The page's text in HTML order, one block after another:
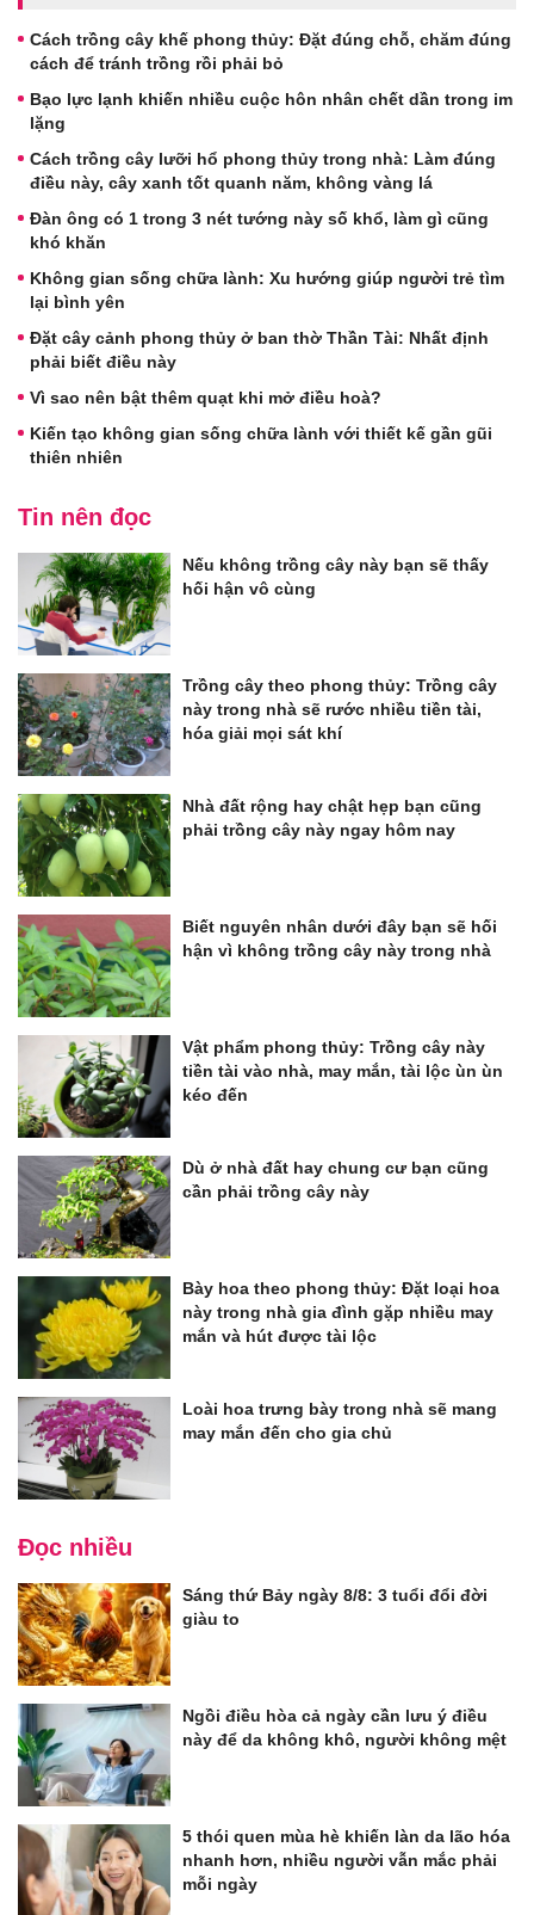
Cách trồng cây khế phong thủy: Đặt đúng chỗ, chăm đúng
cách để tránh trồng rồi phải bỏ
Bạo lực lạnh khiến nhiều cuộc hôn nhân chết dần trong im
lặng
Cách trồng cây lưỡi hổ phong thủy trong nhà: Làm đúng
điều này, cây xanh tốt quanh năm, không vàng lá
Đàn ông có 1 trong 3 nét tướng này số khổ, làm gì cũng
khó khăn
Không gian sống chữa lành: Xu hướng giúp người trẻ tìm
lại bình yên
Đặt cây cảnh phong thủy ở ban thờ Thần Tài: Nhất định
phải biết điều này
Vì sao nên bật thêm quạt khi mở điều hoà?
Kiến tạo không gian sống chữa lành với thiết kế gần gũi
thiên nhiên
Tin nên đọc
Nếu không trồng cây này bạn sẽ thấy
hối hận vô cùng
Trồng cây theo phong thủy: Trồng cây
này trong nhà sẽ rước nhiều tiền tài,
hóa giải mọi sát khí
Nhà đất rộng hay chật hẹp bạn cũng
phải trồng cây này ngay hôm nay
Biết nguyên nhân dưới đây bạn sẽ hối
hận vì không trồng cây này trong nhà
Vật phẩm phong thủy: Trồng cây này
tiền tài vào nhà, may mắn, tài lộc ùn ùn
kéo đến
Dù ở nhà đất hay chung cư bạn cũng
cần phải trồng cây này
Bày hoa theo phong thủy: Đặt loại hoa
này trong nhà gia đình gặp nhiều may
mắn và hút được tài lộc
Loài hoa trưng bày trong nhà sẽ mang
may mắn đến cho gia chủ
Đọc nhiều
Sáng thứ Bảy ngày 8/8: 3 tuổi đổi đời
giàu to
Ngồi điều hòa cả ngày cần lưu ý điều
này để da không khô, người không mệt
5 thói quen mùa hè khiến làn da lão hóa
nhanh hơn, nhiều người vẫn mắc phải
mỗi ngày